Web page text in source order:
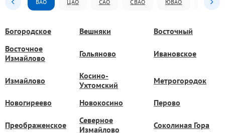
ВАО ЦАО САО СВАО ЮВАО ЮАО
Богородское Вешняки
Восточный
Восточное
Измайлово
Гольяново Ивановское
Измайлово
Косино-
Ухтомский
Метрогородок
Новогиреево Новокосино Перово
Преображенское
Северное
Измайлово
Соколиная Гора